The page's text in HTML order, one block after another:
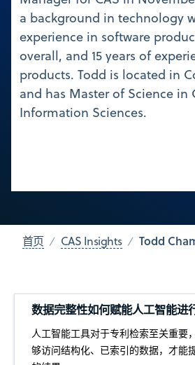
a background in technology
experience in software
overall, and 15 years of
products. Todd is located in
and has Master of Science in
Information Sciences.
首页 CAS Insights Todd
数据完整性如何赋能人工智能进
人工智能工具对于专利检索至关重要
够访问结构化、已索引的数据，才能